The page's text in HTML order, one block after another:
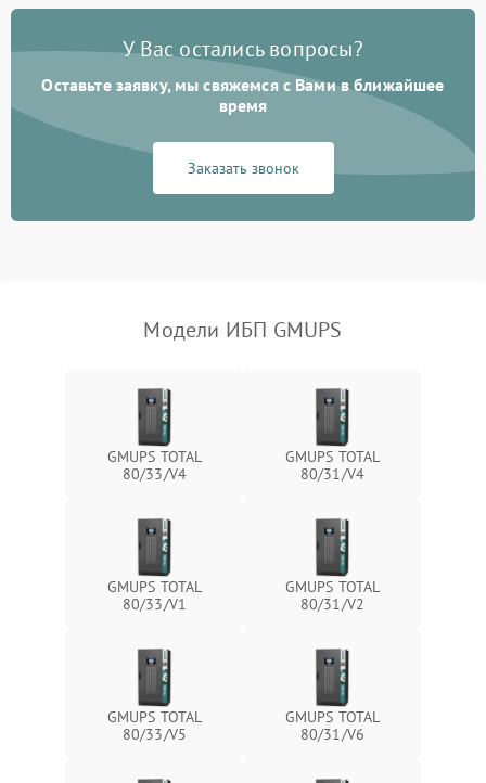
Повреждение
Поломка предохранителя 100 ₽ Подробнее →
Неисправность системы
1000 ₽
индикаторов
Неисправность системы
Неисправность системы
мониторинга
Подробнее →
Повреждение внутренних
Подробнее →
Неисправность системы
Подробнее →
У Вас остались вопросы?
Оставьте заявку, мы свяжемся с Вами в ближайшее
время
Заказать звонок
Модели ИБП GMUPS
GMUPS TOTAL
80/33/V4
GMUPS TOTAL
80/31/V4
GMUPS TOTAL
80/33/V1
GMUPS TOTAL
80/31/V2
GMUPS TOTAL
80/33/V5
GMUPS TOTAL
80/31/V6